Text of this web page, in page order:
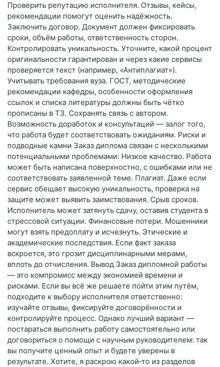
Проверить репутацию исполнителя. Отзывы, кейсы,
рекомендации помогут оценить надёжность.
Заключить договор. Документ должен фиксировать
сроки, объём работы, ответственность сторон.
Контролировать уникальность. Уточните, какой процент
оригинальности гарантирован и через какие сервисы
проверяется текст (например, «Антиплагиат»).
Учитывать требования вуза. ГОСТ, методические
рекомендации кафедры, особенности оформления
ссылок и списка литературы должны быть чётко
прописаны в ТЗ. Сохранять связь с автором.
Возможность доработок и консультаций — залог того,
что работа будет соответствовать ожиданиям. Риски и
подводные камни Заказ диплома связан с несколькими
потенциальными проблемами: Низкое качество. Работа
может быть написана поверхностно, с ошибками или не
соответствовать заявленной теме. Плагиат. Даже если
сервис обещает высокую уникальность, проверка на
защите может выявить заимствования. Срыв сроков.
Исполнитель может затянуть сдачу, оставив студента в
стрессовой ситуации. Финансовые потери. Мошенники
могут взять предоплату и исчезнуть. Этические и
академические последствия. Если факт заказа
вскроется, это грозит дисциплинарными мерами,
вплоть до отчисления. Вывод Заказ дипломной работы
— это компромисс между экономией времени и
рисками. Если вы всё же решаете пойти этим путём,
подходите к выбору исполнителя ответственно:
изучайте отзывы, фиксируйте договорённости и
контролируйте процесс. Однако лучший вариант —
постараться выполнить работу самостоятельно или
договориться о помощи с научным руководителем: так
вы получите ценный опыт и будете уверены в
результате. Хотите, я раскрою какой‑то из разделов